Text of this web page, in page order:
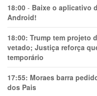
18:00 - Baixe o aplicativo
Android!
18:00: Trump tem projeto
vetado; Justiça reforça
temporário
17:55: Moraes barra
dos Pais